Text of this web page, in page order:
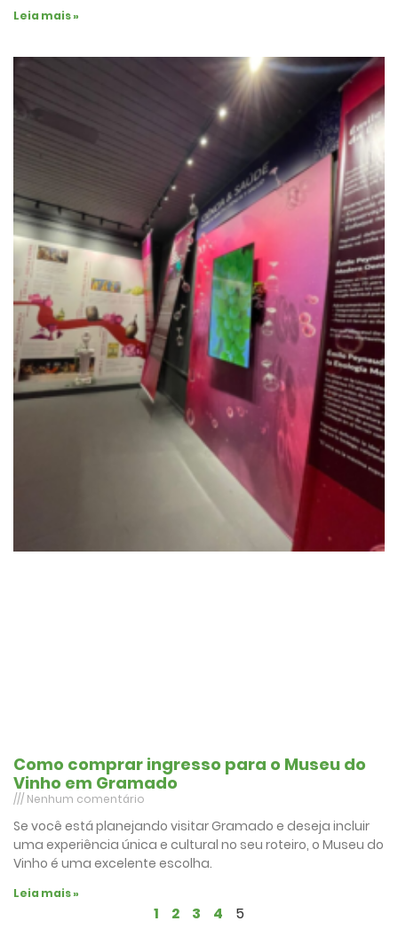
Leia mais »
Como comprar ingresso para o Museu do
Vinho em Gramado
Nenhum comentário
Se você está planejando visitar Gramado e deseja incluir
uma experiência única e cultural no seu roteiro, o Museu do
Vinho é uma excelente escolha.
Leia mais »
1 2 3 4 5